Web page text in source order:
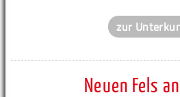
zur
Neuen Fels